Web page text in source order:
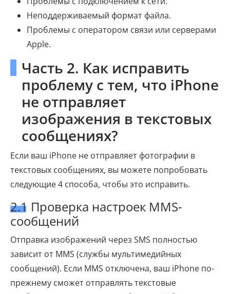
Неподдерживаемый формат файла.
Проблемы с оператором связи или серверами
Apple.
Часть 2. Как исправить
проблему с тем, что iPhone
не отправляет
изображения в текстовых
сообщениях?
Если ваш iPhone не отправляет фотографии в
текстовых сообщениях, вы можете попробовать
следующие 4 способа, чтобы это исправить.
2.1 Проверка настроек MMS-
сообщений
Отправка изображений через SMS полностью
зависит от MMS (службы мультимедийных
сообщений). Если MMS отключена, ваш iPhone по-
прежнему сможет отправлять текстовые